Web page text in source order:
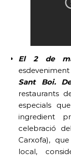
El 2 de
Sant Boi.
restaurants
especials
ingredient
celebració
Carxofa),
local,